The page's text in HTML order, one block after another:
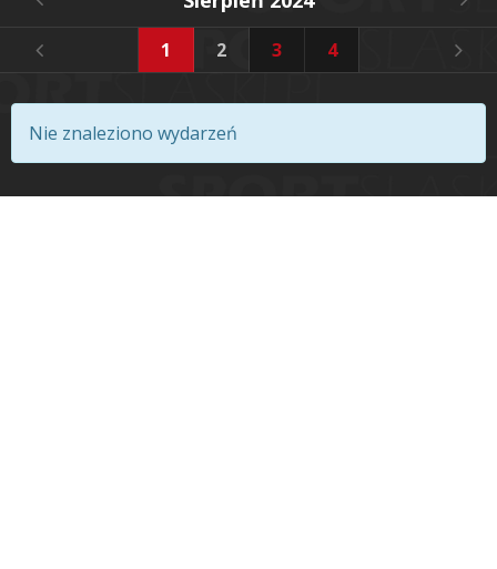
1 2 3 4
Nie znaleziono wydarzeń